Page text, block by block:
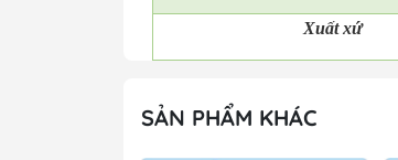
Xuất xứ
SẢN PHẨM KHÁC